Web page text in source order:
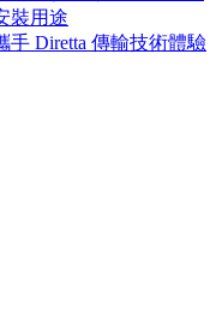
裝用途
手 Diretta 傳輸技術體驗